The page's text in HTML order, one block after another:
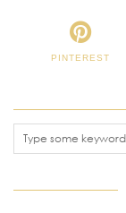
PINTEREST